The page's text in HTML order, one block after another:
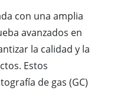
con una amplia
avanzados en
la calidad y la
Estos
de gas (GC)